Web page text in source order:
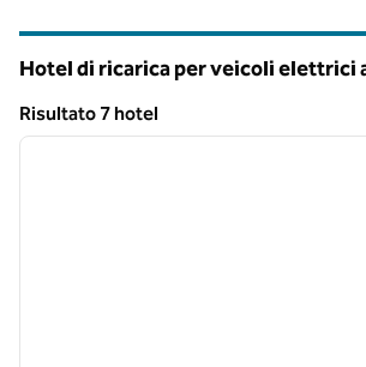
Hotel di ricarica per veicoli elettrici
Risultato 7 hotel
Risultato 7 hotel
1 di 12